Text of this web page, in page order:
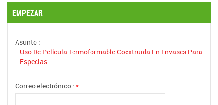
EMPEZAR
Asunto :
Uso De Película Termoformable Coextruida En Envases Para
Especias
Correo electrónico : *